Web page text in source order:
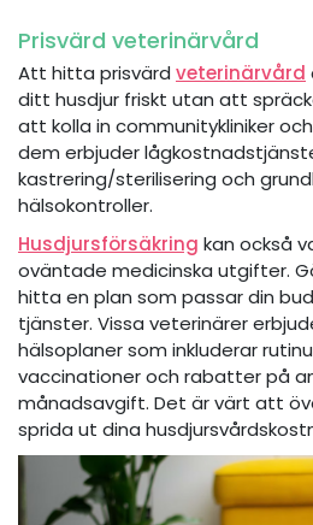
Prisvärd veterinärvård
Att hitta prisvärd veterinärvård
ditt husdjur friskt utan att
att kolla in communitykliniker
dem erbjuder
kastrering/sterilisering och
hälsokontroller.
Husdjursförsäkring kan också
oväntade medicinska utgifter.
hitta en plan som passar din
tjänster. Vissa veterinärer
hälsoplaner som inkluderar
vaccinationer och rabatter på
månadsavgift. Det är värt att
sprida ut dina